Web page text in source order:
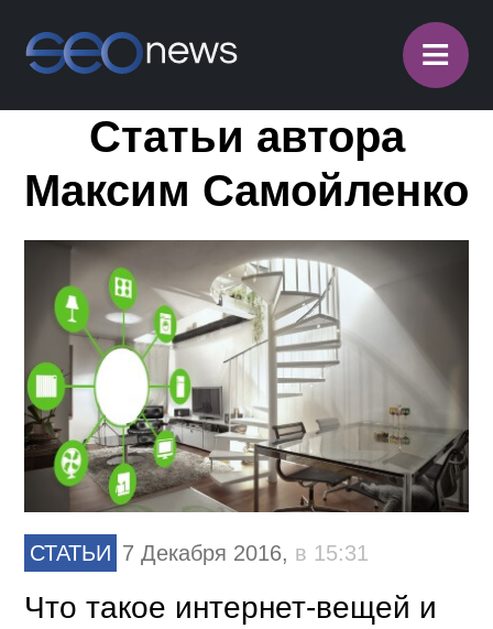
≡
Статьи автора
Максим Самойленко
СТАТЬИ 7 Декабря 2016, в 15:31
Что такое интернет-вещей и